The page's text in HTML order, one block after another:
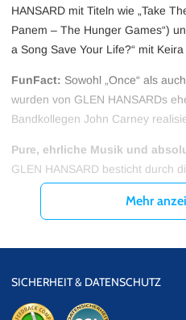
HANSARD mit Titeln wie „Take
Panem – The Hunger Games“)
a Song Save Your Life?“ mit
FunFact: Sowohl „Once“ als
wurden von GLEN HANSARDs
Bandkollegen John Carney
Pure, ehrliche Musik und
GLEN HANSARD besticht durch
Songs. So beschreibt er selbst:
„Man darf seine Kreativität nicht
selbst vielleicht überrascht, aber
nächstes machen möchte.“
Mehr
SICHERHEIT & DATENSCHUTZ